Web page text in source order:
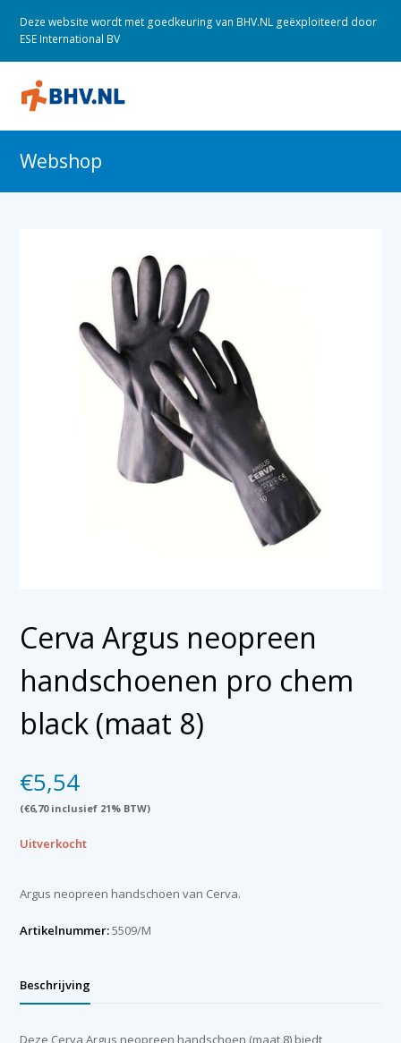
Deze website wordt met goedkeuring van BHV.NL geëxploiteerd door
ESE International BV
Webshop
Cerva Argus neopreen
handschoenen pro chem
black (maat 8)
€5,54
(€6,70inclusief 21% BTW)
Uitverkocht
Argus neopreen handschoen van Cerva.
Artikelnummer:5509/M
Beschrijving
Deze Cerva Argus neopreen handschoen (maat 8) biedt